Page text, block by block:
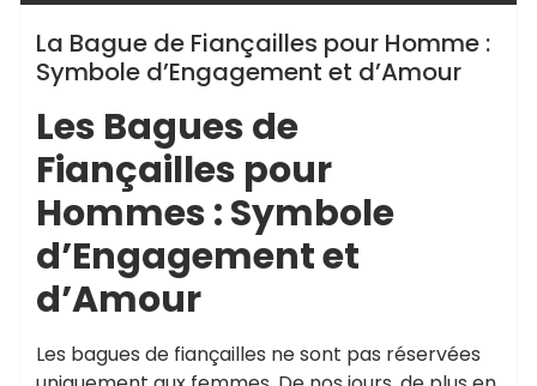
La Bague de Fiançailles pour Homme :
Symbole d’Engagement et d’Amour
Les Bagues de
Fiançailles pour
Hommes : Symbole
d’Engagement et
d’Amour
Les bagues de fiançailles ne sont pas réservées